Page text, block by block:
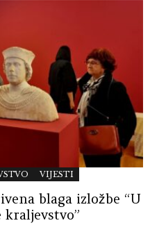
VIJESTI
blaga izložbe “U
kraljevstvo”